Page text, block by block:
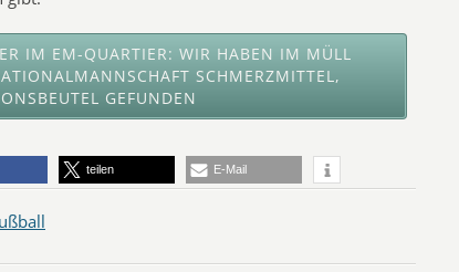
IM EM-QUARTIER: WIR HABEN IM MÜLL
SCHMERZMITTEL,
GEFUNDEN
teilen E-Mail